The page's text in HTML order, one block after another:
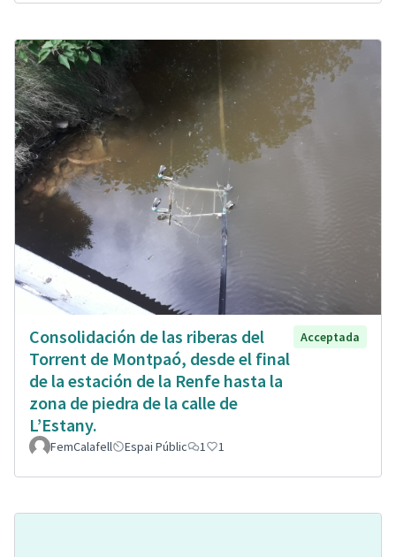
Consolidación de las riberas del
Torrent de Montpaó, desde el final
de la estación de la Renfe hasta la
zona de piedra de la calle de
L’Estany.
Acceptada
FemCalafell Espai Públic 1 1